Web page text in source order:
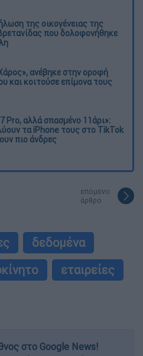
της οικογένειας της
που δολοφονήθηκε
ανέβηκε στην οροφή
και κοιτούσε επίμονα τους
Pro, αλλά σπασμένο 11άρι»:
τα iPhone τους στο TikTok
πιο άνδρες
επόμενο
άρθρο
δεδομένα
εταιρείες
στο Google News!